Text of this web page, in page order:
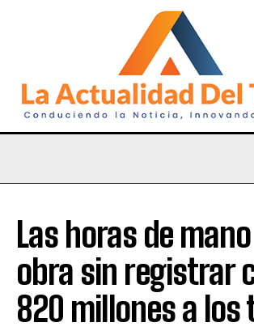
Las horas de
obra sin registrar
820 millones a los